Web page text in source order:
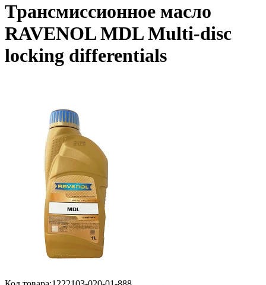
Трансмиссионное масло
RAVENOL MDL Multi-disc
locking differentials